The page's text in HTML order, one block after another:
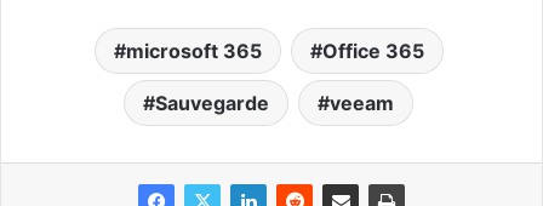
microsoft 365 Office 365
Sauvegarde veeam